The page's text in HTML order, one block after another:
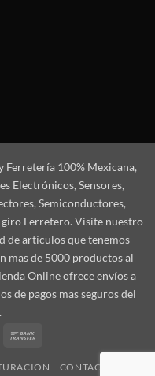
Ferretería 100% Mexicana,
Electrónicos, Sensores,
Semiconductores,
Ferretero. Visite nuestro
de artículos que tenemos
mas de 5000 productos al
Online ofrece envíos a
de pagos mas seguros del
MasterCard
CONTACTO